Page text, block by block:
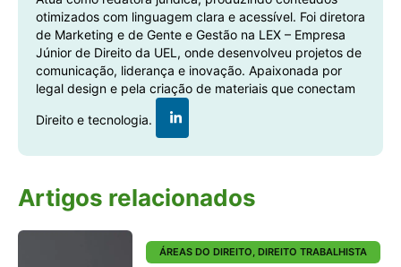
otimizados com linguagem clara e acessível. Foi diretora
de Marketing e de Gente e Gestão na LEX – Empresa
Júnior de Direito da UEL, onde desenvolveu projetos de
comunicação, liderança e inovação. Apaixonada por
legal design e pela criação de materiais que conectam
Direito e tecnologia.
Artigos relacionados
ÁREAS DO DIREITO, DIREITO TRABALHISTA